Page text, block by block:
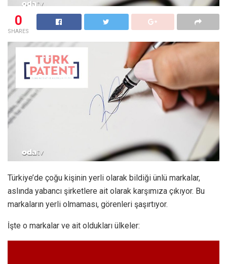
0
SHARES
Türkiye’de çoğu kişinin yerli olarak bildiği ünlü markalar,
aslında yabancı şirketlere ait olarak karşımıza çıkıyor. Bu
markaların yerli olmaması, görenleri şaşırtıyor.
İşte o markalar ve ait oldukları ülkeler: